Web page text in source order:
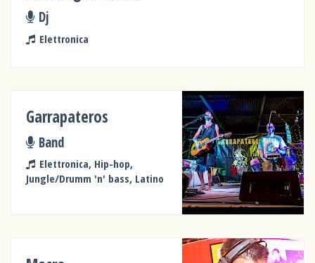
Dj
Elettronica
Garrapateros
Band
Elettronica, Hip-hop,
Jungle/Drumm 'n' bass, Latino